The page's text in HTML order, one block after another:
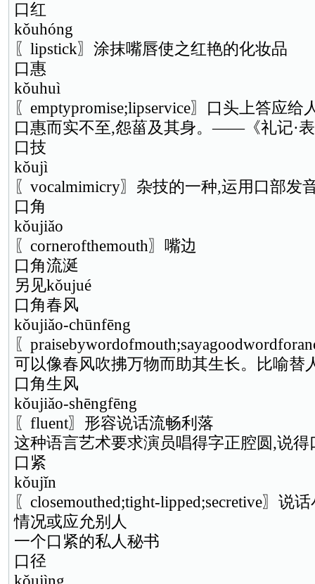
口红
kǒuhóng
〖lipstick〗涂抹嘴唇使之红艳的化妆品
口惠
kǒuhuì
〖emptypromise;lipservice〗口头上答应给
口惠而实不至,怨菑及其身。——《礼记·
口技
kǒujì
〖vocalmimicry〗杂技的一种,运用口部发
口角
kǒujiǎo
〖cornerofthemouth〗嘴边
口角流涎
另见kǒujué
口角春风
kǒujiǎo-chūnfēng
〖
可以像春风吹拂万物而助其生长。比喻替
口角生风
kǒujiǎo-shēngfēng
〖fluent〗形容说话流畅利落
这种语言艺术要求演员唱得字正腔圆,说得
口紧
kǒujǐn
〖closemouthed;tight-lipped;secretive〗说
情况或应允别人
一个口紧的私人秘书
口径